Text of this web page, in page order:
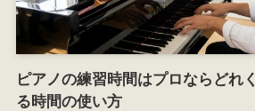
ピアノの練習時間はプロならどれ
る時間の使い方